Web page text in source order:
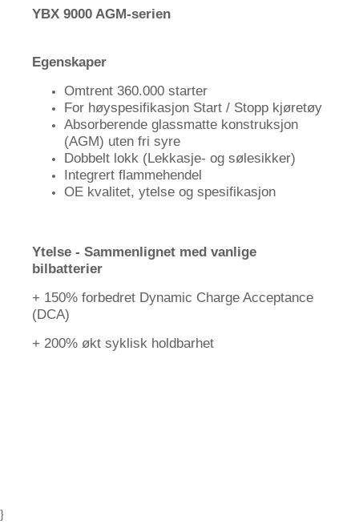
YBX 9000 AGM-serien
Egenskaper
Omtrent 360.000 starter
For høyspesifikasjon Start / Stopp kjøretøy
Absorberende glassmatte konstruksjon
(AGM) uten fri syre
Dobbelt lokk (Lekkasje- og sølesikker)
Integrert flammehendel
OE kvalitet, ytelse og spesifikasjon
Ytelse - Sammenlignet med vanlige
bilbatterier
+ 150% forbedret Dynamic Charge Acceptance
(DCA)
+ 200% økt syklisk holdbarhet
}